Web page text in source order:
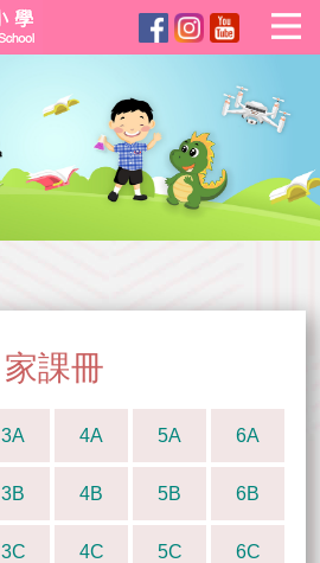
家課冊
3A 4A 5A 6A
3B 4B 5B 6B
3C 4C 5C 6C